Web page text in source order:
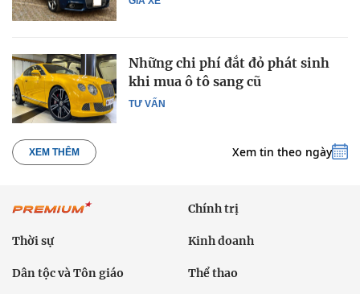
TƯ VẤN
Những chi phí đắt đỏ phát sinh
khi mua ô tô sang cũ
XEM THÊM Xem tin theo ngày
Chính trị
Thời sự Kinh doanh
Dân tộc và Tôn giáo Thể thao